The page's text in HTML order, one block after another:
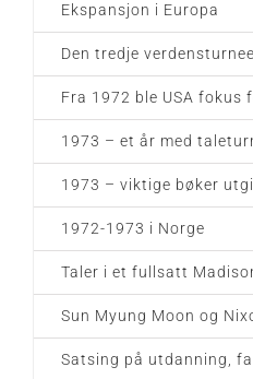
Ekspansjon i Europa
Den tredje
Fra 1972 ble USA fokus
1973 – et år med
1973 – viktige bøker
1972-1973 i Norge
Taler i et fullsatt
Sun Myung Moon og
Satsing på utdanning,